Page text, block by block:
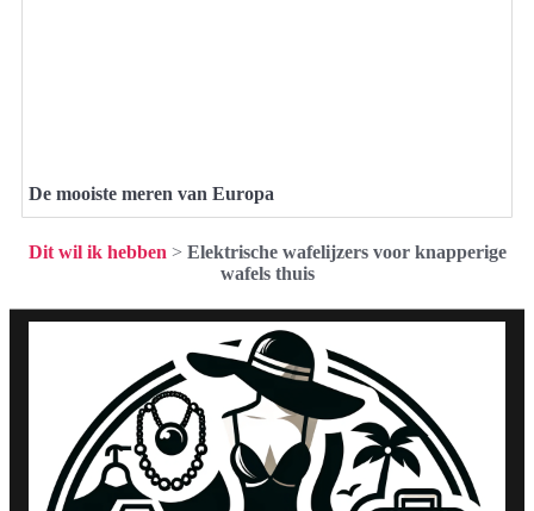
De mooiste meren van Europa
Dit wil ik hebben > Elektrische wafelijzers voor knapperige
wafels thuis